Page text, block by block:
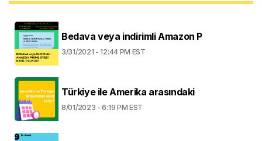
Bedava veya indirimli Amazon P
3/31/2021 - 12:44 PM EST
Türkiye ile Amerika arasındaki
8/01/2023 - 6:19 PM EST